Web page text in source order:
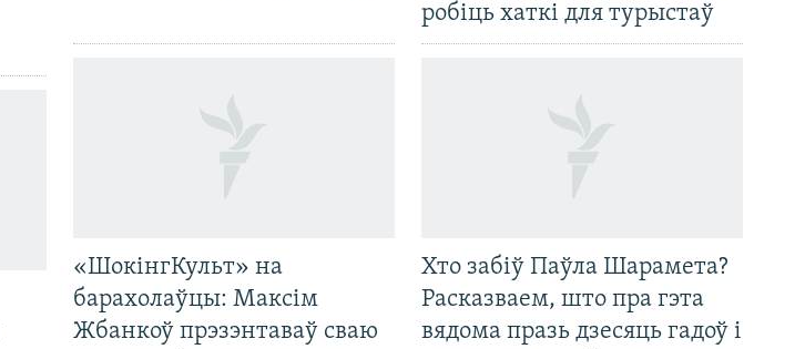
робіць хаткі для турыстаў
«ШокінгКульт» на
барахолаўцы: Максім
Жбанкоў прэзэнтаваў сваю
Хто забіў Паўла Шарамета?
Расказваем, што пра гэта
вядома празь дзесяць гадоў і